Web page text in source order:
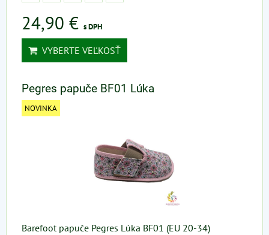
24,90 € s DPH
VYBERTE VEĽKOSŤ
Pegres papuče BF01 Lúka
NOVINKA
Barefoot papuče Pegres Lúka BF01 (EU 20-34)